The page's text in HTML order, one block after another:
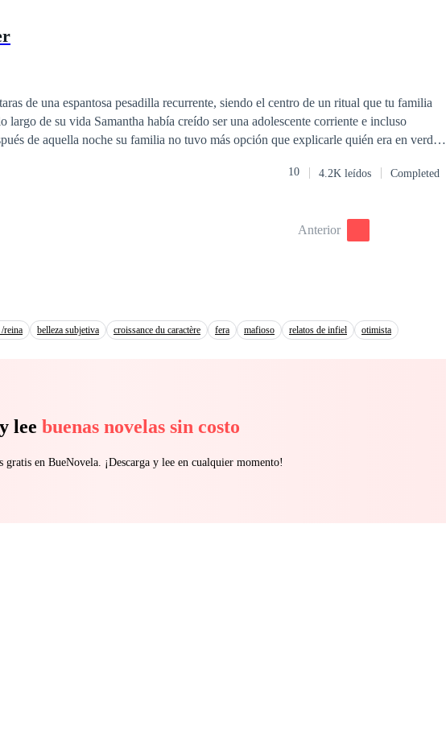
de una espantosa pesadilla recurrente, siendo el centro de un ritual que tu familia
largo de su vida Samantha había creído ser una adolescente corriente e incluso
de aquella noche su familia no tuvo más opción que explicarle quién era en verdad:
que se ponía de cabezas, Samantha debe ser fuerte y luchar para pasar inadvertida
10 4.2K leídos Completed
Anterior
reina belleza subjetiva croissance du caractère fera mafioso relatos de infiel otimista
lee buenas novelas sin costo
gratis en BueNovela. ¡Descarga y lee en cualquier momento!